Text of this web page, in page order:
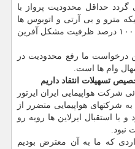
گردد حداقل محدودیت پرواز با
مترو و بی آرتی و اتوبوس ها
مملو از مسافر است فقط پرواز با ۱۰۰ درصد ظرفیت مشکل آفرین
درخواست ما رفع محدودیت در
وام ها است.
تسهیلات انتقاد داریم
شرکت هواپیمایی ایران ایرتور
شرکتهای هواپیمایی متضرر از
با استقبال ایرلاین ها روبه رو
نبود.
که ما به آن معترض بودیم